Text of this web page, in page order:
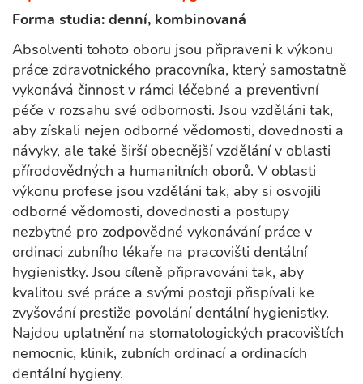
Forma studia: denní, kombinovaná
Absolventi tohoto oboru jsou připraveni k výkonu
práce zdravotnického pracovníka, který samostatně
vykonává činnost v rámci léčebné a preventivní
péče v rozsahu své odbornosti. Jsou vzděláni tak,
aby získali nejen odborné vědomosti, dovednosti a
návyky, ale také širší obecnější vzdělání v oblasti
přírodovědných a humanitních oborů. V oblasti
výkonu profese jsou vzděláni tak, aby si osvojili
odborné vědomosti, dovednosti a postupy
nezbytné pro zodpovědné vykonávání práce v
ordinaci zubního lékaře na pracovišti dentální
hygienistky. Jsou cíleně připravováni tak, aby
kvalitou své práce a svými postoji přispívali ke
zvyšování prestiže povolání dentální hygienistky.
Najdou uplatnění na stomatologických pracovištích
nemocnic, klinik, zubních ordinací a ordinacích
dentální hygieny.